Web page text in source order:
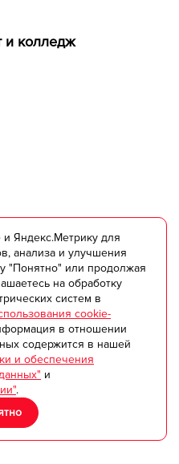
и колледж
Яндекс.Метрику для
анализа и улучшения
"Понятно" или продолжая
на обработку
систем в
cookie-
в отношении
содержится в нашей
и обеспечения
и
.